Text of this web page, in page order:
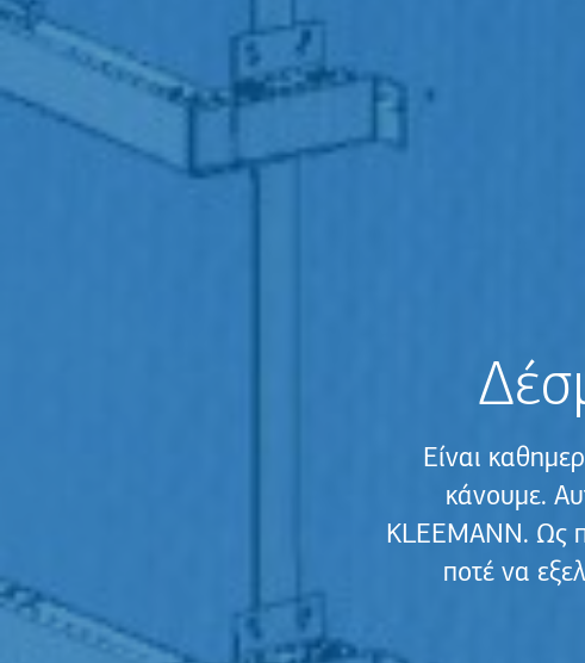
Είναι
κάνουμε.
KLEEMANN. Ως
ποτέ να